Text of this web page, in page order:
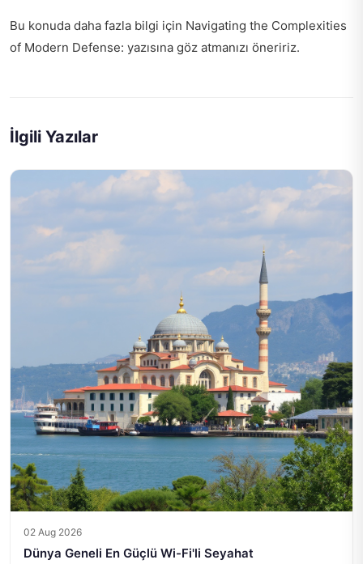
Bu konuda daha fazla bilgi için Navigating the Complexities
of Modern Defense: yazısına göz atmanızı öneririz.
İlgili Yazılar
02 Aug 2026
Dünya Geneli En Güçlü Wi-Fi'li Seyahat